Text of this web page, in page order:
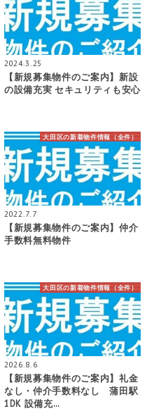
2024.3.25
【新規募集物件のご案内】新設
の設備充実 セキュリティも安心
大田区の新着物件情報（全件）
2022.7.7
【新規募集物件のご案内】仲介
手数料無料物件
大田区の新着物件情報（全件）
2026.8.6
【新規募集物件のご案内】礼金
なし・仲介手数料なし 蒲田駅
1DK 設備充…